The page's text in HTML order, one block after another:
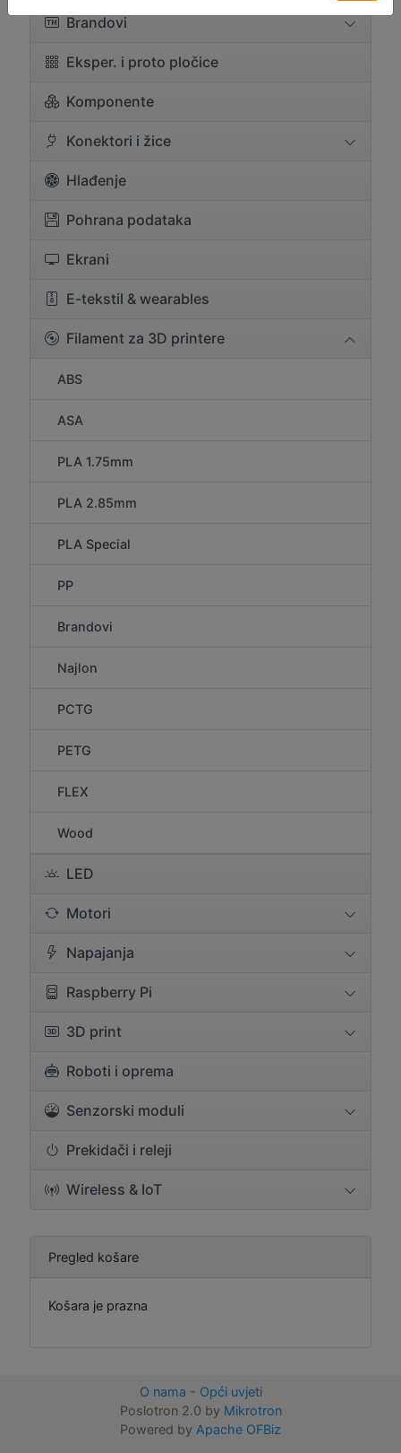
Brandovi
Eksper. i proto pločice
Komponente
Konektori i žice
Hlađenje
Pohrana podataka
Ekrani
E-tekstil & wearables
Filament za 3D printere
ABS
ASA
PLA 1.75mm
PLA 2.85mm
PLA Special
PP
Brandovi
Najlon
PCTG
PETG
FLEX
Wood
LED
Motori
Napajanja
Raspberry Pi
3D print
Roboti i oprema
Senzorski moduli
Prekidači i releji
Wireless & IoT
Pregled košare
Košara je prazna
O nama - Opći uvjeti
Poslotron 2.0 by Mikrotron
Powered by Apache OFBiz